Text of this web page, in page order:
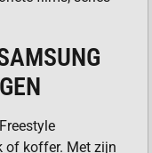
of koffer. Met zijn